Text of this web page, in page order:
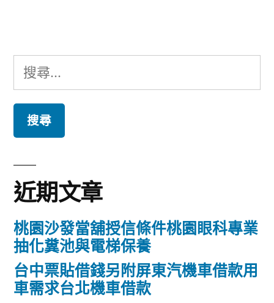
搜
尋
鍵
字:
近期文章
桃園沙發當舖授信條件桃園眼科專業
抽化糞池與電梯保養
台中票貼借錢另附屏東汽機車借款用
車需求台北機車借款